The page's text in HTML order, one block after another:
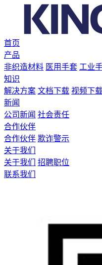
首页
产品
非织造材料 医用手套 工业
知识
解决方案 文档下载 视频下
新闻
公司新闻 社会责任
合作伙伴
合作伙伴 欺诈警示
关于我们
关于我们
招聘职位
联系我们